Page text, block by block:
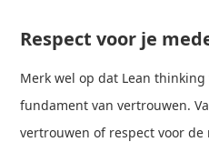
Respect voor je
Merk wel op dat Lean
fundament van vertrouwen.
vertrouwen of respect voor